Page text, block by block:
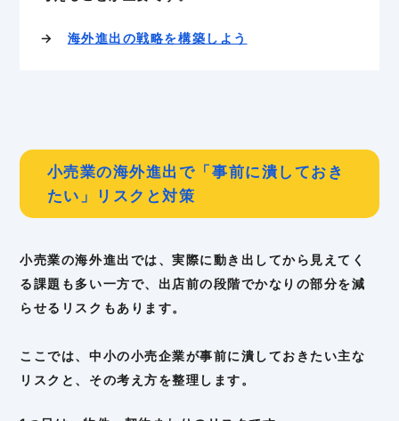
→ 海外進出の戦略を構築しよう
小売業の海外進出で「事前に潰しておき
たい」リスクと対策
小売業の海外進出では、実際に動き出してから見えてく
る課題も多い一方で、出店前の段階でかなりの部分を減
らせるリスクもあります。
ここでは、中小の小売企業が事前に潰しておきたい主な
リスクと、その考え方を整理します。